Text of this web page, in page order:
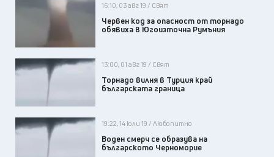
16:10, 03 авг 19 / Свят
Червен код за опасност от торнадо
обявиха в Югоизточна Румъния
13:00, 01 авг 19 / Свят
Торнадо вилня в Турция край
българската граница
19:22, 14 юли 19 / Любопитно
Воден смерч се образува на
българското Черноморие